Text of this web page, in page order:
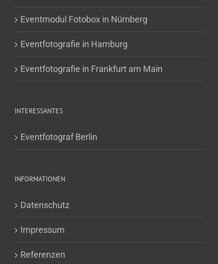
Eventmodul Fotobox in Nürnberg
Eventfotografie in Hamburg
Eventfotografie in Frankfurt am Main
INTERESSANTES
Eventfotograf Berlin
INFORMATIONEN
Datenschutz
Impressum
Referenzen